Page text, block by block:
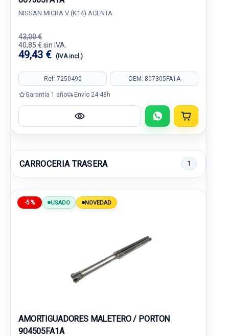
NISSAN MICRA V (K14) ACENTA
43,00 €
40,85 € sin IVA.
49,43 € (IVA incl.)
Ref: 7250490 OEM: 807305FA1A
Garantía 1 año Envío 24-48h
CARROCERIA TRASERA 1
-5% USADO NOVEDAD
AMORTIGUADORES MALETERO / PORTON
904505FA1A